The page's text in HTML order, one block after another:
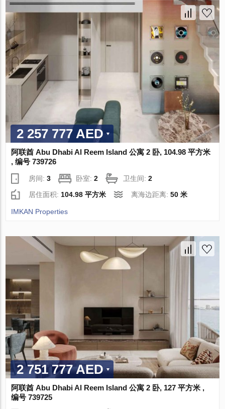
2 257 777 AED
阿联酋 Abu Dhabi Al Reem Island 公寓 2 卧, 104.98 平方米
, 编号 739726
房间:3 卧室:2 卫生间:2
居住面积: 104.98 平方米 离海边距离:50 米
IMKAN Properties
2 751 777 AED
阿联酋 Abu Dhabi Al Reem Island 公寓 2 卧, 127 平方米 ,
编号 739725